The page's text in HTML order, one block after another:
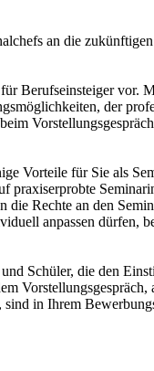
an die
Berufseinsteiger vor.
der
Vorteile für Sie als
praxiserprobte
Rechte an den
anpassen dürfen,
Schüler, die den
Vorstellungsgespräch,
in Ihrem